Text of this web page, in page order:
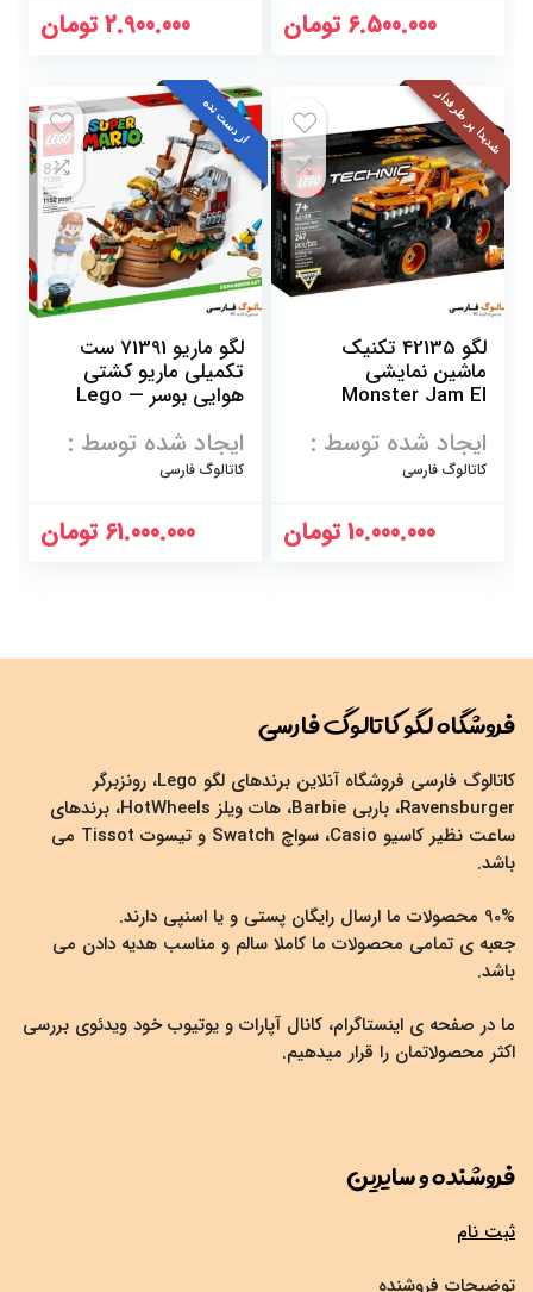
6.500.000 تومان 2.900.000تومان
شدیدا پر طرفدار
لگو 42135 تکنیک
ماشین نمایشی
Monster Jam El
ایجاد شده توسط :
کاتالوگ فارسی
10.000.000تومان
از دست نده
لگو ماریو 71391 ست
تکمیلی ماریو کشتی
هوایی بوسر — Lego
Bowser’s Airship
Expansion Set
ایجاد شده توسط :
کاتالوگ فارسی
61.000.000 تومان
فروشگاه لگو کاتالوگ فارسی
کاتالوگ فارسی فروشگاه آنلاین برندهای لگو Lego، رونزبرگر
Ravensburger، باربی Barbie، هات ویلز HotWheels، برندهای
ساعت نظیر کاسیو Casio، سواچ Swatch و تیسوت Tissot می
باشد.
90% محصولات ما ارسال رایگان پستی و یا اسنپی دارند.
جعبه ی تمامی محصولات ما کاملا سالم و مناسب هدیه دادن می
باشد.
ما در صفحه ی اینستاگرام، کانال آپارات و یوتیوب خود ویدئوی بررسی
اکثر محصولاتمان را قرار میدهیم.
فروشنده و سایرین
ثبت نام
توضیحات فروشنده